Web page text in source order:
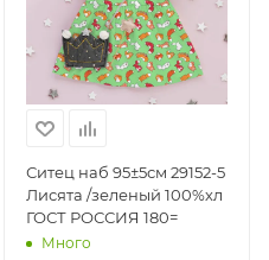
Ситец наб 95±5см 29152-5
Лисята /зеленый 100%хл
ГОСТ РОССИЯ 180=
Много